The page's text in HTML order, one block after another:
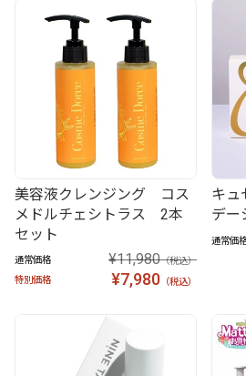
美容液クレンジング コス
メドルチェシトラス 2本
セット
通常価格 ¥11,980（税込）
特別価格
¥7,980 （税込）
キュ
デー
通常価